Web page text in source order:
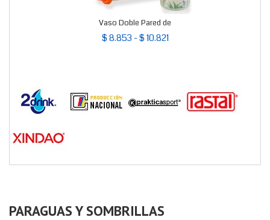
Vaso Doble Pared de
$ 8.853 - $ 10.821
PARAGUAS Y SOMBRILLAS